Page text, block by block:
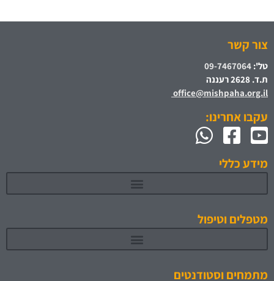
צור קשר
טל': 09-7467064
ת.ד. 2628 רעננה
office@mishpaha.org.il
עקבו אחרינו:
מידע כללי
מטפלים וטיפול
מתמחים וסטודנטים